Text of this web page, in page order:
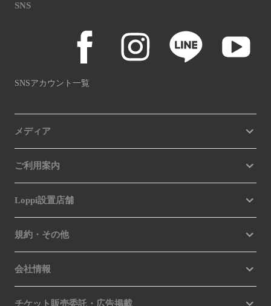
SNS
SNSアカウント一覧
メディア
ご利用案内
Loppi設置店舗
規約・その他
会社情報
チケット販売委託・広告掲載